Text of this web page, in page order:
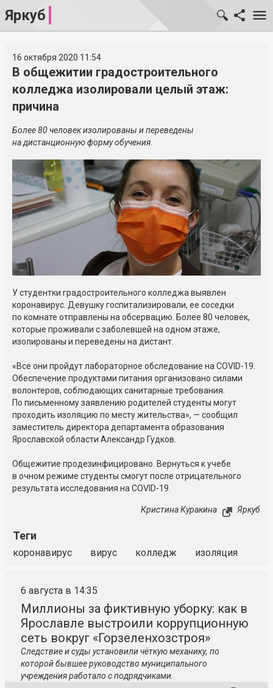
Яркуб
16 октября 2020 11:54
В общежитии градостроительного
колледжа изолировали целый этаж:
причина
Более 80 человек изолированы и переведены
на дистанционную форму обучения.
У студентки градостроительного колледжа выявлен
коронавирус. Девушку госпитализировали, ее соседки
по комнате отправлены на обсервацию. Более 80 человек,
которые проживали с заболевшей на одном этаже,
изолированы и переведены на дистант.
«Все они пройдут лабораторное обследование на COVID-19.
Обеспечение продуктами питания организовано силами
волонтеров, соблюдающих санитарные требования.
По письменному заявлению родителей студенты могут
проходить изоляцию по месту жительства», — сообщил
заместитель директора департамента образования
Ярославской области Александр Гудков.
Общежитие продезинфицировано. Вернуться к учебе
в очном режиме студенты смогут после отрицательного
результата исследования на COVID-19.
Кристина Куракина Яркуб
Теги
коронавирус вирус колледж изоляция
6 августа в 14:35
Миллионы за фиктивную уборку: как в
Ярославле выстроили коррупционную
сеть вокруг «Горзеленхозстроя»
Следствие и суды установили чёткую механику, по
которой бывшее руководство муниципального
учреждения работало с подрядчиками.